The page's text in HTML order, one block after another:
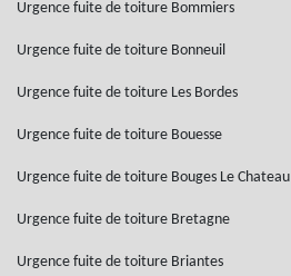
Urgence fuite de toiture Bommiers
Urgence fuite de toiture Bonneuil
Urgence fuite de toiture Les Bordes
Urgence fuite de toiture Bouesse
Urgence fuite de toiture Bouges Le Chateau
Urgence fuite de toiture Bretagne
Urgence fuite de toiture Briantes